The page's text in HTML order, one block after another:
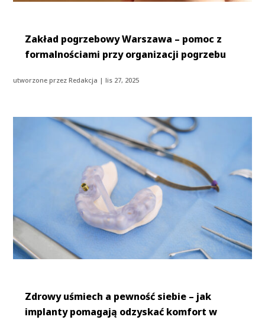
Zakład pogrzebowy Warszawa – pomoc z
formalnościami przy organizacji pogrzebu
utworzone przezRedakcja |lis 27, 2025
Zdrowy uśmiech a pewność siebie – jak
implanty pomagają odzyskać komfort w